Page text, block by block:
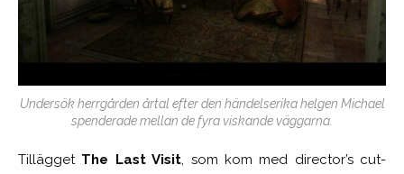
Undersök herrgården årtal efter den händelserika helgen Michael
spenderade mellan de fyra viskande väggarna.
Tillägget The Last Visit, som kom med director’s cut-